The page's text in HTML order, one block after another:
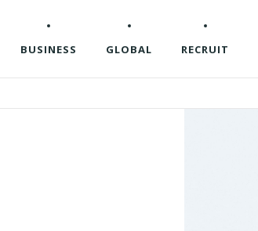
BUSINESS GLOBAL RECRUIT